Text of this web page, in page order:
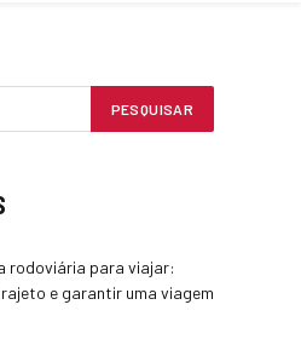
rodoviária para viajar:
e garantir uma viagem